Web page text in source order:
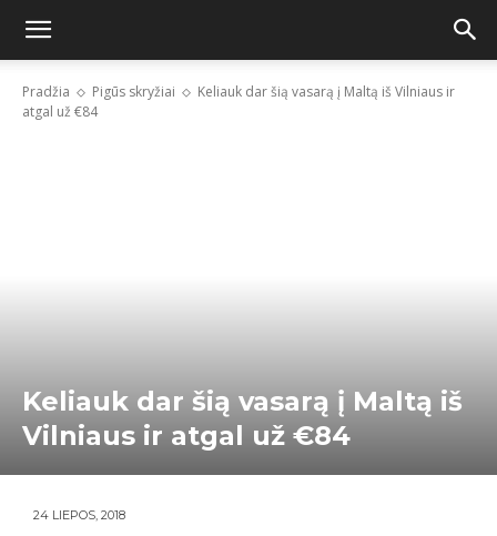
Pradžia Pigūs skryžiai
Keliauk dar šią vasarą į Maltą iš Vilniaus ir
atgal už €84
Keliauk dar šią vasarą į Maltą iš
Vilniaus ir atgal už €84
24 LIEPOS, 2018